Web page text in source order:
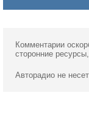
Комментарии
сторонние
Авторадио не